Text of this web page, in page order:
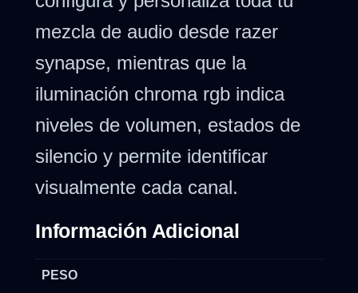
mezcla de audio desde razer
synapse, mientras que la
iluminación chroma rgb indica
niveles de volumen, estados de
silencio y permite identificar
visualmente cada canal.
Información Adicional
PESO